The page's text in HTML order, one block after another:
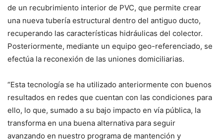
de un recubrimiento interior de PVC, que permite crear
una nueva tubería estructural dentro del antiguo ducto,
recuperando las características hidráulicas del colector.
Posteriormente, mediante un equipo geo-referenciado, se
efectúa la reconexión de las uniones domiciliarias.
“Esta tecnología se ha utilizado anteriormente con buenos
resultados en redes que cuentan con las condiciones para
ello, lo que, sumado a su bajo impacto en vía pública, la
transforma en una buena alternativa para seguir
avanzando en nuestro programa de mantención y